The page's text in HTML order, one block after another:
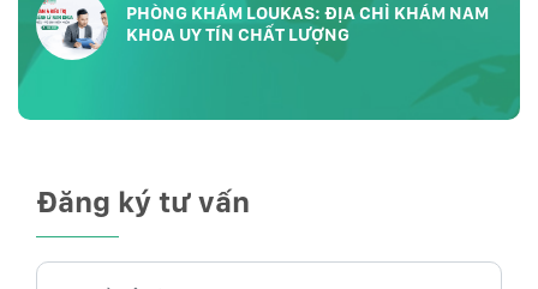
PHÒNG KHÁM LOUKAS: ĐỊA CHỈ KHÁM NAM
KHOA UY TÍN CHẤT LƯỢNG
Đăng ký tư vấn